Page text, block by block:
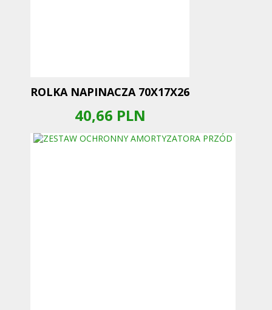
ROLKA NAPINACZA 70X17X26
40,66 PLN